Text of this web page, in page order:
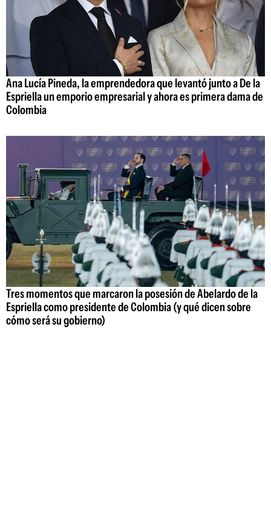
Ana Lucía Pineda, la emprendedora que levantó junto a De la
Espriella un emporio empresarial y ahora es primera dama de
Colombia
Tres momentos que marcaron la posesión de Abelardo de la
Espriella como presidente de Colombia (y qué dicen sobre
cómo será su gobierno)